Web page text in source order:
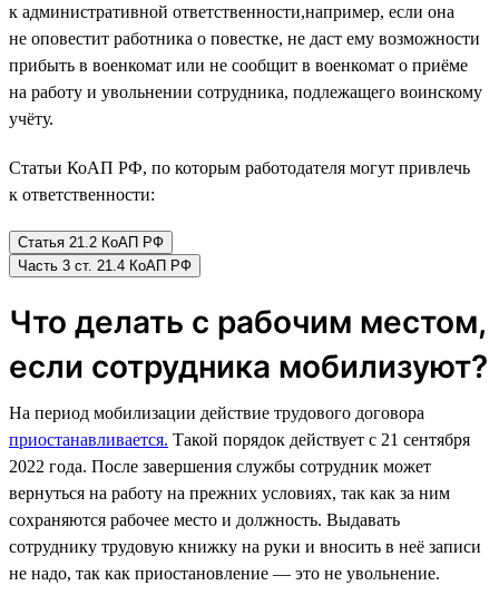
к административной ответственности,например, если она
не оповестит работника о повестке, не даст ему возможности
прибыть в военкомат или не сообщит в военкомат о приёме
на работу и увольнении сотрудника, подлежащего воинскому
учёту.
Статьи КоАП РФ, по которым работодателя могут привлечь
к ответственности:
Статья 21.2 КоАП РФ
Часть 3 ст. 21.4 КоАП РФ
Что делать с рабочим местом,
если сотрудника мобилизуют?
На период мобилизации действие трудового договора
приостанавливается. Такой порядок действует с 21 сентября
2022 года. После завершения службы сотрудник может
вернуться на работу на прежних условиях, так как за ним
сохраняются рабочее место и должность. Выдавать
сотруднику трудовую книжку на руки и вносить в неё записи
не надо, так как приостановление — это не увольнение.